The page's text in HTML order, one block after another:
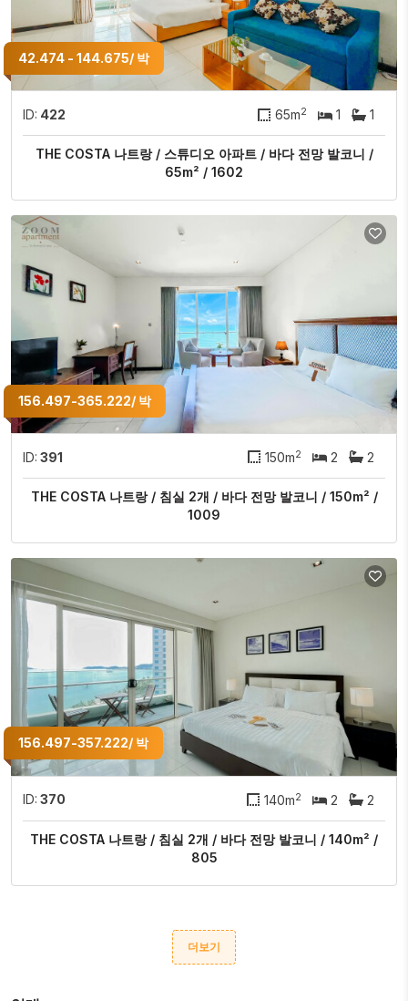
42.474 - 144.675/ 박
ID: 422 65m2 1 1
THE COSTA 나트랑 / 스튜디오 아파트 / 바다 전망 발코니 /
65m² / 1602
156.497-365.222/ 박
ID: 391 150m2 2 2
THE COSTA 나트랑 / 침실 2개 / 바다 전망 발코니 / 150m² /
1009
156.497-357.222/ 박
ID: 370 140m2 2 2
THE COSTA 나트랑 / 침실 2개 / 바다 전망 발코니 / 140m² /
805
더보기